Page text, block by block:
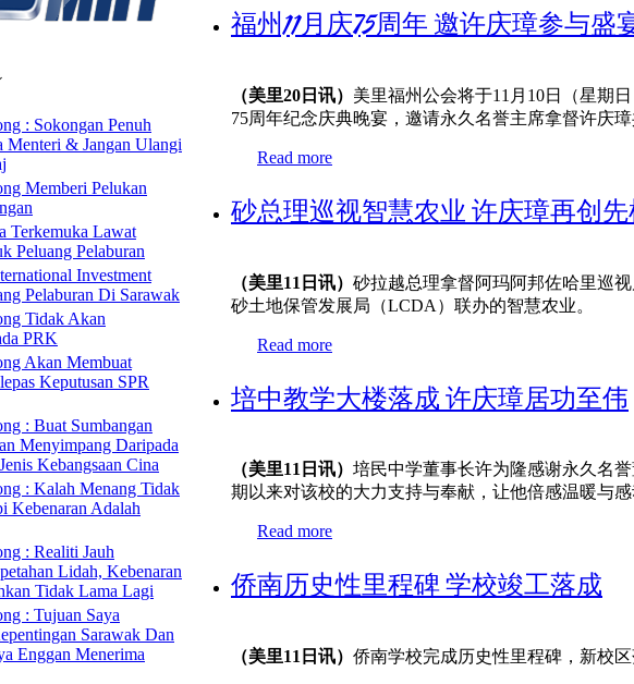
: Sokongan Penuh
Menteri & Jangan Ulangi
Memberi Pelukan
Terkemuka Lawat
Peluang Pelaburan
Investment
Pelaburan Di Sarawak
Tidak Akan
PRK
Akan Membuat
Keputusan SPR
: Buat Sumbangan
Menyimpang Daripada
Kebangsaan Cina
: Kalah Menang Tidak
Kebenaran Adalah
: Realiti Jauh
Lidah, Kebenaran
Tidak Lama Lagi
: Tujuan Saya
Sarawak Dan
Enggan Menerima
福州11月庆75周年 邀许庆璋参与盛
（美里20日讯） 美里福州公会将于11月10日（星期
75周年纪念庆典晚宴，邀请永久名誉主席拿督许庆
Read more
砂总理巡视智慧农业 许庆璋再创
（美里11日讯） 砂拉越总理拿督阿玛阿邦佐哈里巡
砂土地保管发展局（LCDA）联办的智慧农业。
Read more
培中教学大楼落成 许庆璋居功至伟
（美里11日讯） 培民中学董事长许为隆感谢永久名
期以来对该校的大力支持与奉献，让他倍感温暖与
Read more
侨南历史性里程碑 学校竣工落成
（美里11日讯） 侨南学校完成历史性里程碑，新校